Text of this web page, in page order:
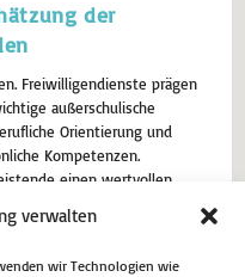
verwalten
wir Technologien wie
der
Freiwilligendienste prägen
außerschulische
Orientierung und
Kompetenzen.
einen wertvollen
Jahr oder in internationalen